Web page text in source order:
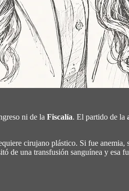
ni de la Fiscalía. El partido de la
cirujano plástico. Si fue anemia,
de una transfusión sanguínea y esa